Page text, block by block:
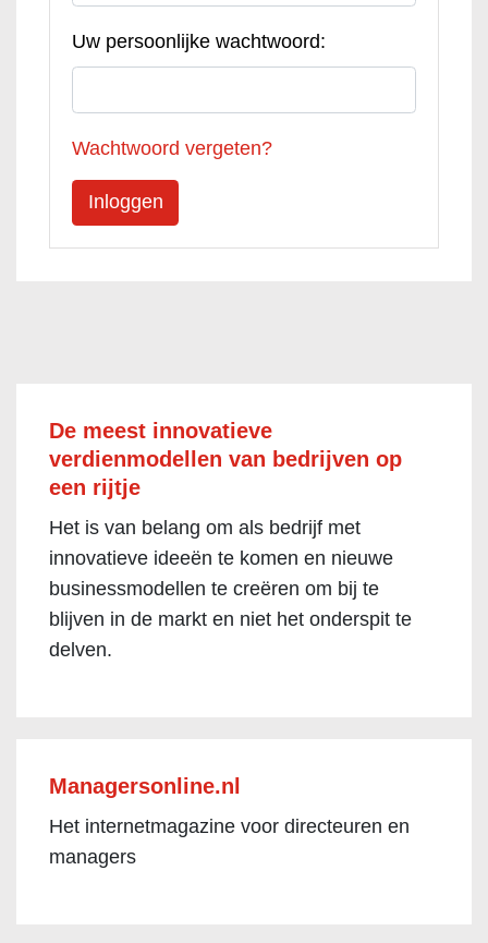
Uw persoonlijke wachtwoord:
Wachtwoord vergeten?
De meest innovatieve
verdienmodellen van bedrijven op
een rijtje
Het is van belang om als bedrijf met
innovatieve ideeën te komen en nieuwe
businessmodellen te creëren om bij te
blijven in de markt en niet het onderspit te
delven.
Managersonline.nl
Het internetmagazine voor directeuren en
managers